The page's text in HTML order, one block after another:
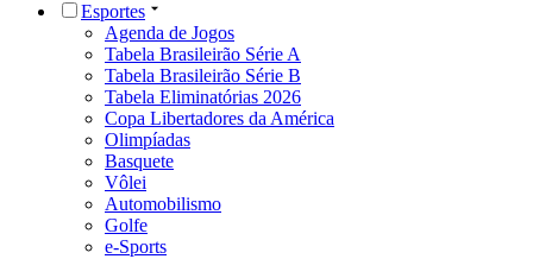
Esportes
Agenda de Jogos
Tabela Brasileirão Série A
Tabela Brasileirão Série B
Tabela Eliminatórias 2026
Copa Libertadores da América
Olimpíadas
Basquete
Vôlei
Automobilismo
Golfe
e-Sports